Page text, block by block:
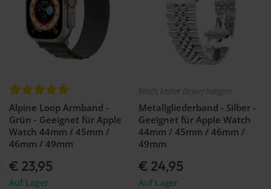
Alpine Loop Armband -
Grün - Geeignet für Apple
Watch 44mm / 45mm /
46mm / 49mm
€ 23,95
Auf Lager
Noch keine Bewertungen
Metallgliederband - Silber -
Geeignet für Apple Watch
44mm / 45mm / 46mm /
49mm
€ 24,95
Auf Lager